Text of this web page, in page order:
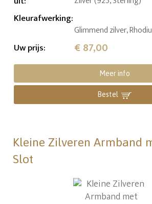
Kleurafwerking:
Glimmend zilver,
Uw prijs: € 87,00
Meer info
Bestel
Kleine Zilveren Armband
Slot